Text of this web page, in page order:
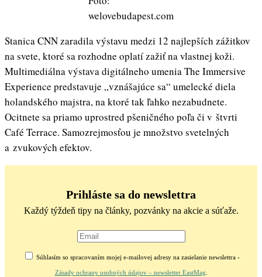
welovebudapest.com
Stanica CNN zaradila výstavu medzi 12 najlepších zážitkov
na svete, ktoré sa rozhodne oplatí zažiť na vlastnej koži.
Multimediálna výstava digitálneho umenia The Immersive
Experience predstavuje „vznášajúce sa“ umelecké diela
holandského majstra, na ktoré tak ľahko nezabudnete.
Ocitnete sa priamo uprostred pšeničného poľa či v štvrti
Café Terrace. Samozrejmosťou je množstvo svetelných
a zvukových efektov.
Prihláste sa do newslettra
Každý týždeň tipy na články, pozvánky na akcie a súťaže.
Súhlasím so spracovaním mojej e-mailovej adresy na zasielanie newslettra -
Zásady ochrany osobných údajov – newsletter EastMag